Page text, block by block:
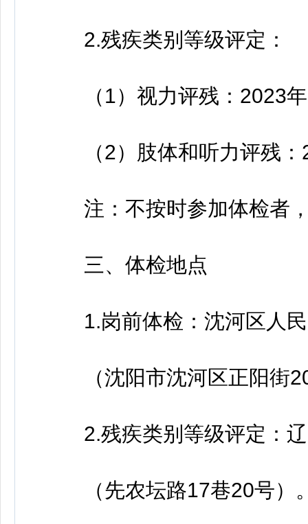
2.残疾类别等级评定：
（1）视力评残：2023年
（2）肢体和听力评残：
注：不按时参加体检者，
三、体检地点
1.岗前体检：沈河区人民
（沈阳市沈河区正阳街
2.残疾类别等级评定：辽
（先农坛路17巷20号）